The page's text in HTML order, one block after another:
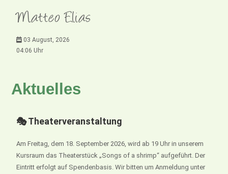
Matteo Elias
03 August, 2026
04:06 Uhr
Aktuelles
🎭 Theaterveranstaltung
Am Freitag, dem 18. September 2026, wird ab 19 Uhr in unserem
Kursraum das Theaterstück „Songs of a shrimp“ aufgeführt. Der
Eintritt erfolgt auf Spendenbasis. Wir bitten um Anmeldung unter